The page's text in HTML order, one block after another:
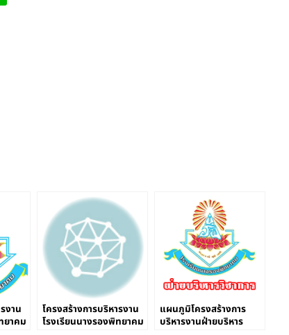
งาน
ยาคม
โครงสร้างการบริหารงาน
โรงเรียนนางรองพิทยาคม
แผนภูมิโครงสร้างการ
บริหารงานฝ่ายบริหาร